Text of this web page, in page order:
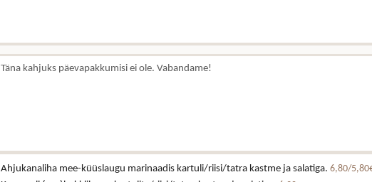
Täna kahjuks päevapakkumisi ei ole. Vabandame!
Ahjukanaliha mee-küüslaugu marinaadis kartuli/riisi/tatra kastme ja salatiga. 6,80/